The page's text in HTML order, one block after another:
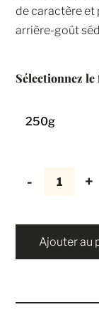
de caractère et
arrière-goût
250g
quantité
de
Ajouter au